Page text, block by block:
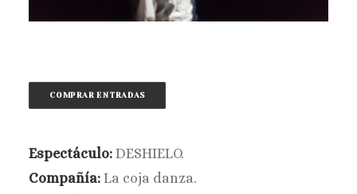
COMPRAR ENTRADAS
Espectáculo: DESHIELO.
Compañía: La coja danza.